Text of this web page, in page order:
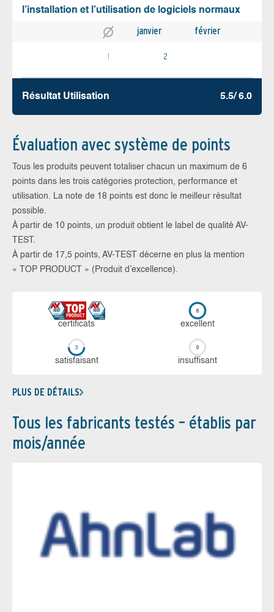
l’installation et l’utilisation de logiciels normaux
janvier février
1 2
Résultat Utilisation 5.5/ 6.0
Évaluation avec système de points
Tous les produits peuvent totaliser chacun un maximum de 6
points dans les trois catégories protection, performance et
utilisation. La note de 18 points est donc le meilleur résultat
possible.
À partir de 10 points, un produit obtient le label de qualité AV-
TEST.
À partir de 17,5 points, AV-TEST décerne en plus la mention
« TOP PRODUCT » (Produit d’excellence).
certi­ficats ex­cellent
sa­tis­fai­sant in­suf­fi­sant
PLUS DE DÉTAILS
Tous les fabricants testés – établis par
mois/année